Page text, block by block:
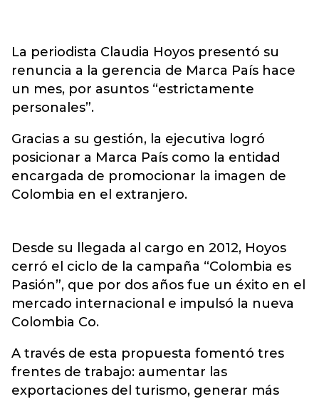
La periodista Claudia Hoyos presentó su
renuncia a la gerencia de Marca País hace
un mes, por asuntos “estrictamente
personales”.
Gracias a su gestión, la ejecutiva logró
posicionar a Marca País como la entidad
encargada de promocionar la imagen de
Colombia en el extranjero.
Desde su llegada al cargo en 2012, Hoyos
cerró el ciclo de la campaña “Colombia es
Pasión”, que por dos años fue un éxito en el
mercado internacional e impulsó la nueva
Colombia Co.
A través de esta propuesta fomentó tres
frentes de trabajo: aumentar las
exportaciones del turismo, generar más